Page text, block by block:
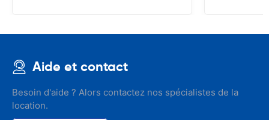
Aide et contact
Besoin d'aide ? Alors contactez nos spécialistes de la
location.